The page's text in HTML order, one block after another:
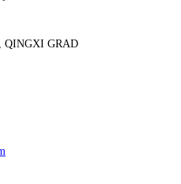
QINGXI GRAD